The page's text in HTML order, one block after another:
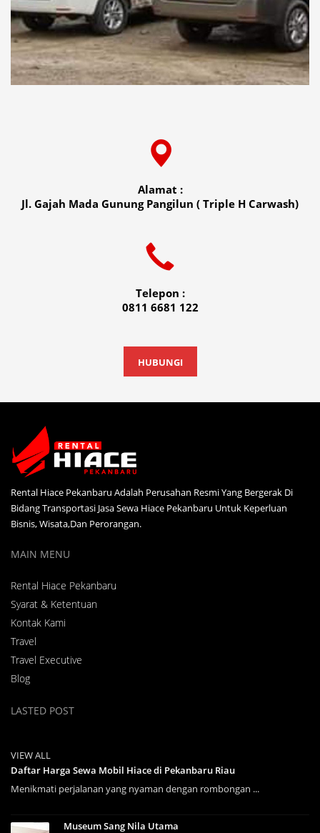
Alamat :
Jl. Gajah Mada Gunung Pangilun ( Triple H Carwash)
Telepon :
0811 6681 122
HUBUNGI
Rental Hiace Pekanbaru Adalah Perusahan Resmi Yang Bergerak Di
Bidang Transportasi Jasa Sewa Hiace Pekanbaru Untuk Keperluan
Bisnis, Wisata,Dan Perorangan.
MAIN MENU
Rental Hiace Pekanbaru
Syarat & Ketentuan
Kontak Kami
Travel
Travel Executive
Blog
LASTED POST
VIEW ALL
Daftar Harga Sewa Mobil Hiace di Pekanbaru Riau
Menikmati perjalanan yang nyaman dengan rombongan ...
Museum Sang Nila Utama